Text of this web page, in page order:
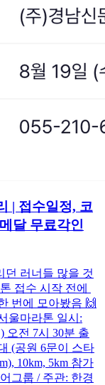
| 접수일정, 코
달 무료각인
러너들 많을 것
접수 시작 전에
번에 모아봤음 🙌
울마라톤 일시:
오전 7시 30분 출
(공원 6문이 스타
10km, 5km 참가
그룹 / 주관: 한경